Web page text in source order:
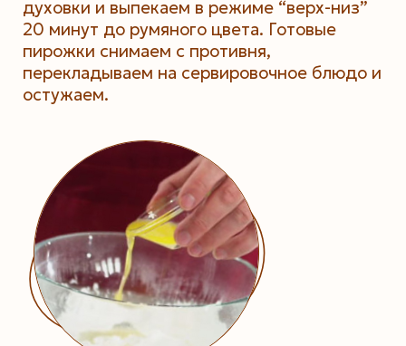
духовки и выпекаем в режиме “верх-низ”
20 минут до румяного цвета. Готовые
пирожки снимаем с противня,
перекладываем на сервировочное блюдо и
остужаем.